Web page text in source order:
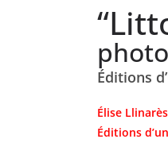
Éditions
Élise Llinarès
Éditions